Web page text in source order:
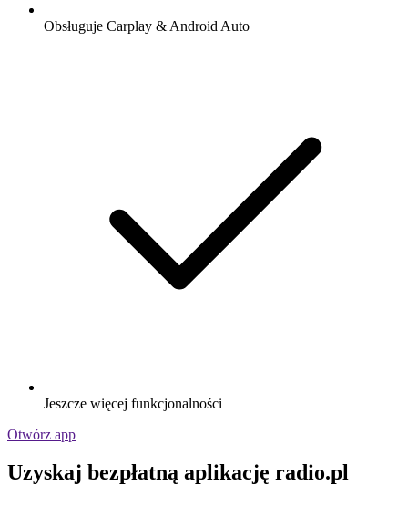
Obsługuje Carplay & Android Auto
Jeszcze więcej funkcjonalności
Otwórz app
Uzyskaj bezpłatną aplikację radio.pl